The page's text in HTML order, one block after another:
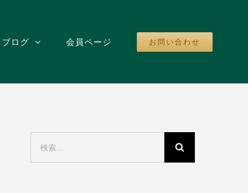
ブログ 会員ページ お問い合わせ
索